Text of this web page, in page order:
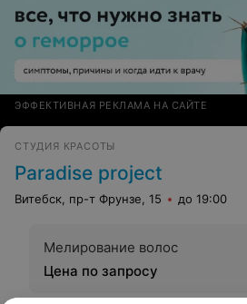
ЭФФЕКТИВНАЯ РЕКЛАМА НА САЙТЕ
СТУДИЯ КРАСОТЫ
Paradise project
Витебск, пр-т Фрунзе, 15 до 19:00
Мелирование волос
Цена по запросу